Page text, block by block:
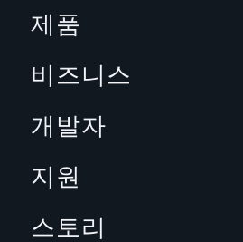
제품
비즈니스
개발자
지원
스토리